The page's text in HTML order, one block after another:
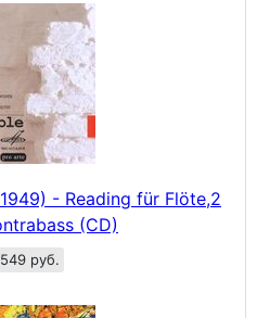
- Reading für Flöte,2
(CD)
549 руб.